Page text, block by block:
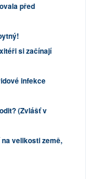
před
si začínají
infekce
(Zvlášť v
velikosti země,